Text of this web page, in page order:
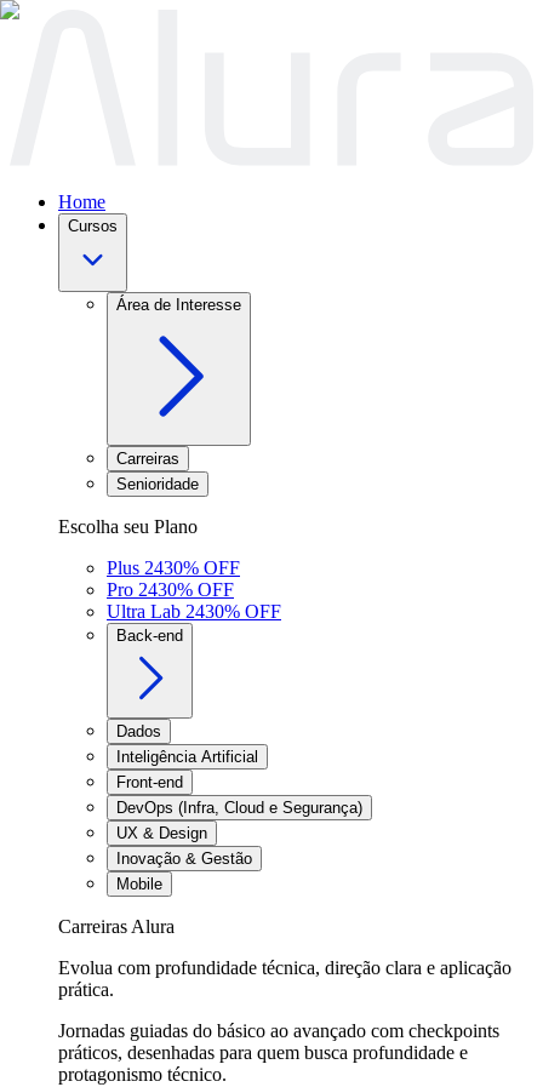
Home
Cursos
Área de Interesse
Carreiras
Senioridade
Escolha seu Plano
Plus 2430% OFF
Pro 2430% OFF
Ultra Lab 2430% OFF
Back-end
Dados
Inteligência Artificial
Front-end
DevOps (Infra, Cloud e Segurança)
UX & Design
Inovação & Gestão
Mobile
Carreiras Alura
Evolua com profundidade técnica, direção clara e aplicação
prática.
Jornadas guiadas do básico ao avançado com checkpoints
práticos, desenhadas para quem busca profundidade e
protagonismo técnico.